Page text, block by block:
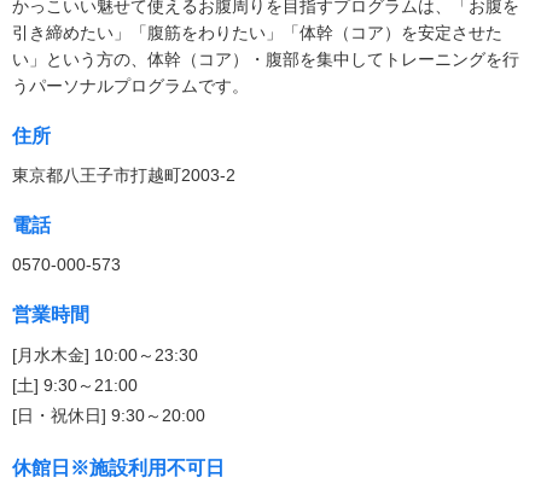
かっこいい魅せて使えるお腹周りを目指すプログラムは、「お腹を
引き締めたい」「腹筋をわりたい」「体幹（コア）を安定させた
い」という方の、体幹（コア）・腹部を集中してトレーニングを行
うパーソナルプログラムです。
住所
東京都八王子市打越町2003-2
電話
0570-000-573
営業時間
[月水木金] 10:00～23:30
[土] 9:30～21:00
[日・祝休日] 9:30～20:00
休館日※施設利用不可日